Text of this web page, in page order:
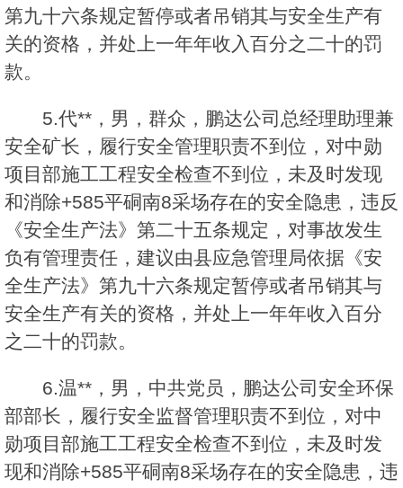
第九十六条规定暂停或者吊销其与安全生产有
关的资格，并处上一年年收入百分之二十的罚
款。
5.代**，男，群众，鹏达公司总经理助理兼
安全矿长，履行安全管理职责不到位，对中勋
项目部施工工程安全检查不到位，未及时发现
和消除+585平硐南8采场存在的安全隐患，违反
《安全生产法》第二十五条规定，对事故发生
负有管理责任，建议由县应急管理局依据《安
全生产法》第九十六条规定暂停或者吊销其与
安全生产有关的资格，并处上一年年收入百分
之二十的罚款。
6.温**，男，中共党员，鹏达公司安全环保
部部长，履行安全监督管理职责不到位，对中
勋项目部施工工程安全检查不到位，未及时发
现和消除+585平硐南8采场存在的安全隐患，违